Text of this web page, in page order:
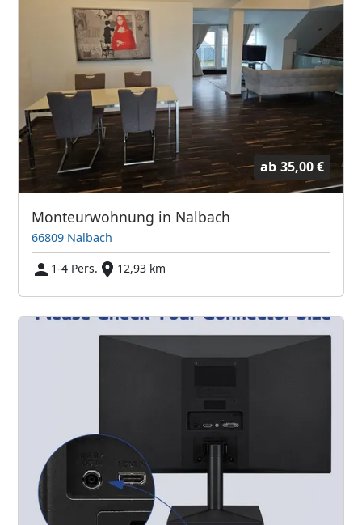
ab 35,00 €
Monteurwohnung in Nalbach
66809 Nalbach
1-4 Pers.
12,93 km